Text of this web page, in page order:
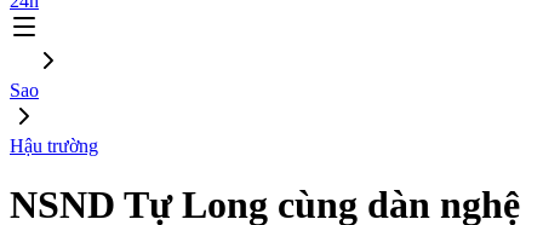
Sao
Hậu trường
NSND Tự Long cùng dàn nghệ